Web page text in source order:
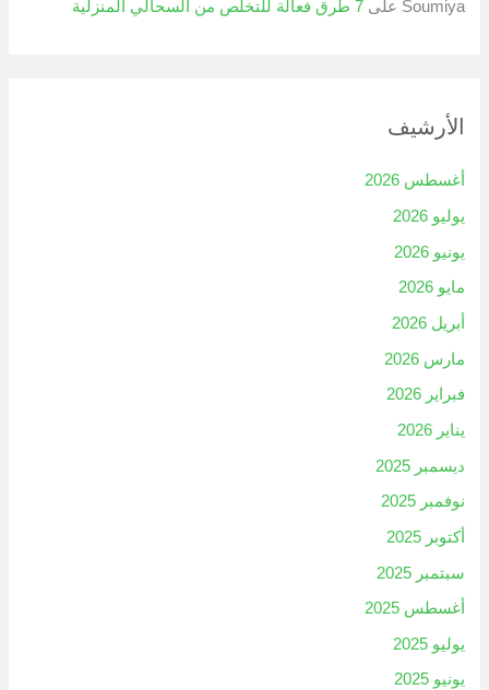
Soumiya على7 طرق فعالة للتخلص من السحالي المنزلية
الأرشيف
أغسطس 2026
يوليو 2026
يونيو 2026
مايو 2026
أبريل 2026
مارس 2026
فبراير 2026
يناير 2026
ديسمبر 2025
نوفمبر 2025
أكتوبر 2025
سبتمبر 2025
أغسطس 2025
يوليو 2025
يونيو 2025